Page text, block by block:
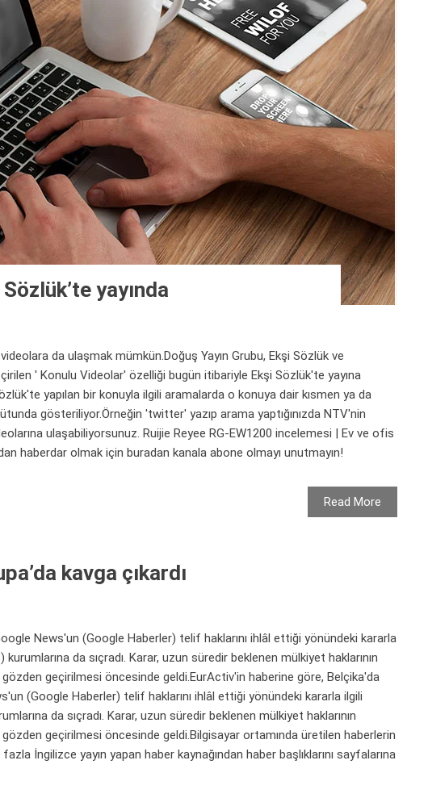
yayında
da ulaşmak mümkün.Doğuş Yayın Grubu, Ekşi Sözlük ve
' Konulu Videolar' özelliği bugün itibariyle Ekşi Sözlük'te yayına
yapılan bir konuyla ilgili aramalarda o konuya dair kısmen ya da
gösteriliyor.Örneğin 'twitter' yazıp arama yaptığınızda NTV'nin
ulaşabiliyorsunuz. Ruijie Reyee RG-EW1200 incelemesi | Ev ve ofis
haberdar olmak için buradan kanala abone olmayı unutmayın!
Read More
kavga çıkardı
News'un (Google Haberler) telif haklarını ihlâl ettiği yönündeki kararla
da sıçradı. Karar, uzun süredir beklenen mülkiyet haklarının
gözden geçirilmesi öncesinde geldi.EurActiv'in haberine göre, Belçika'da
(Google Haberler) telif haklarını ihlâl ettiği yönündeki kararla ilgili
da sıçradı. Karar, uzun süredir beklenen mülkiyet haklarının
gözden geçirilmesi öncesinde geldi.Bilgisayar ortamında üretilen haberlerin
İngilizce yayın yapan haber kaynağından haber başlıklarını sayfalarına